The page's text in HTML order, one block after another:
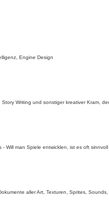
Engine Design
Writing und sonstiger kreativer Kram,
Will man Spiele entwicklen, ist es oft
aller Art, Texturen, Sprites,